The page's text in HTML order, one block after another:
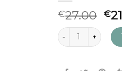
€27.00 €
zwarte dunne